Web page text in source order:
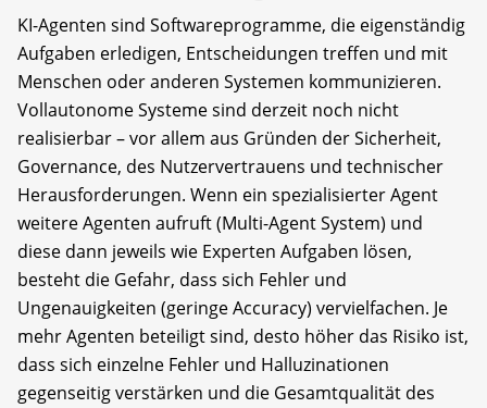
KI-Agenten sind Softwareprogramme, die eigenständig
Aufgaben erledigen, Entscheidungen treffen und mit
Menschen oder anderen Systemen kommunizieren.
Vollautonome Systeme sind derzeit noch nicht
realisierbar – vor allem aus Gründen der Sicherheit,
Governance, des Nutzervertrauens und technischer
Herausforderungen. Wenn ein spezialisierter Agent
weitere Agenten aufruft (Multi-Agent System) und
diese dann jeweils wie Experten Aufgaben lösen,
besteht die Gefahr, dass sich Fehler und
Ungenauigkeiten (geringe Accuracy) vervielfachen. Je
mehr Agenten beteiligt sind, desto höher das Risiko ist,
dass sich einzelne Fehler und Halluzinationen
gegenseitig verstärken und die Gesamtqualität des